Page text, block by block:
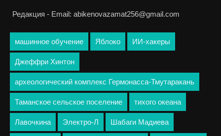
Редакция - Email: abikenovazamat256@gmail.com
машинное обучение Яблоко ИИ-хакеры
Джеффри Хинтон
археологический комплекс Гермонасса-Тмутаракань
Таманское сельское поселение тихого океана
Лавочкина Электро-Л Шабаги Мадиева